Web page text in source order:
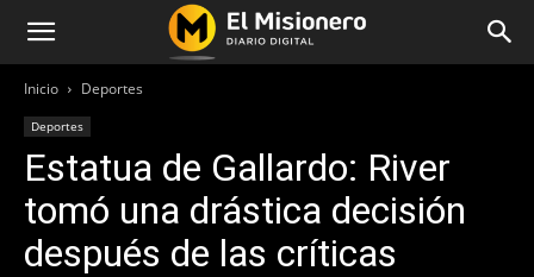
Inicio Deportes
Deportes
Estatua de Gallardo: River
tomó una drástica decisión
después de las críticas